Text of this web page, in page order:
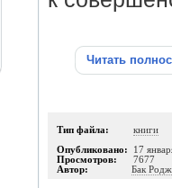
Читать
Тип файла: книги
Опубликовано: 17
Просмотров: 7677
Автор: Бак